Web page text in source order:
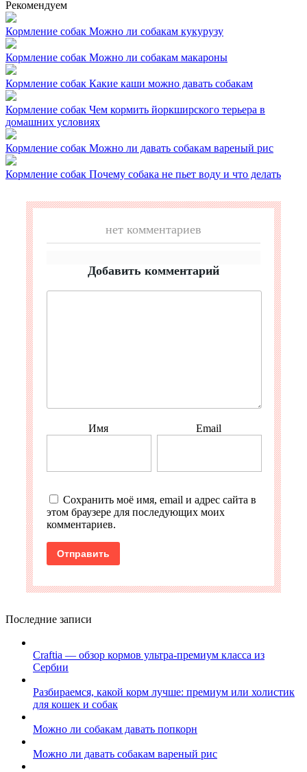
Рекомендуем
Кормление собак Можно ли собакам кукурузу
Кормление собак Можно ли собакам макароны
Кормление собак Какие каши можно давать собакам
Кормление собак Чем кормить йоркширского терьера в
домашних условиях
Кормление собак Можно ли давать собакам вареный рис
Кормление собак Почему собака не пьет воду и что делать
нет комментариев
Добавить комментарий
Имя Email
Сохранить моё имя, email и адрес сайта в
этом браузере для последующих моих
комментариев.
Последние записи
Craftia — обзор кормов ультра-премиум класса из
Сербии
Разбираемся, какой корм лучше: премиум или холистик
для кошек и собак
Можно ли собакам давать попкорн
Можно ли давать собакам вареный рис